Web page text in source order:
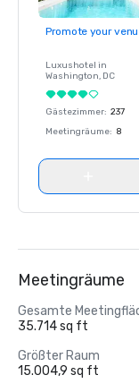
Promote your
Luxushotel in
Washington, DC
Gästezimmer: 237
Meetingräume: 8
Meetingräume
Gesamte
35.714 sq ft
Größter Raum
15.004,9 sq ft